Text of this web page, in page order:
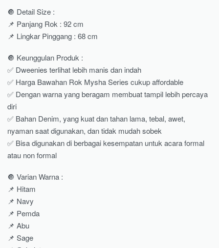
🔘 Detail Size :
📌 Panjang Rok : 92 cm
📌 Lingkar Pinggang : 68 cm
🔘 Keunggulan Produk :
✅ Dweenies terlihat lebih manis dan indah
✅ Harga Bawahan Rok Mysha Series cukup affordable
✅ Dengan warna yang beragam membuat tampil lebih percaya
diri
✅ Bahan Denim, yang kuat dan tahan lama, tebal, awet,
nyaman saat digunakan, dan tidak mudah sobek
✅ Bisa digunakan di berbagai kesempatan untuk acara formal
atau non formal
🔘 Varian Warna :
📌 Hitam
📌 Navy
📌 Pemda
📌 Abu
📌 Sage